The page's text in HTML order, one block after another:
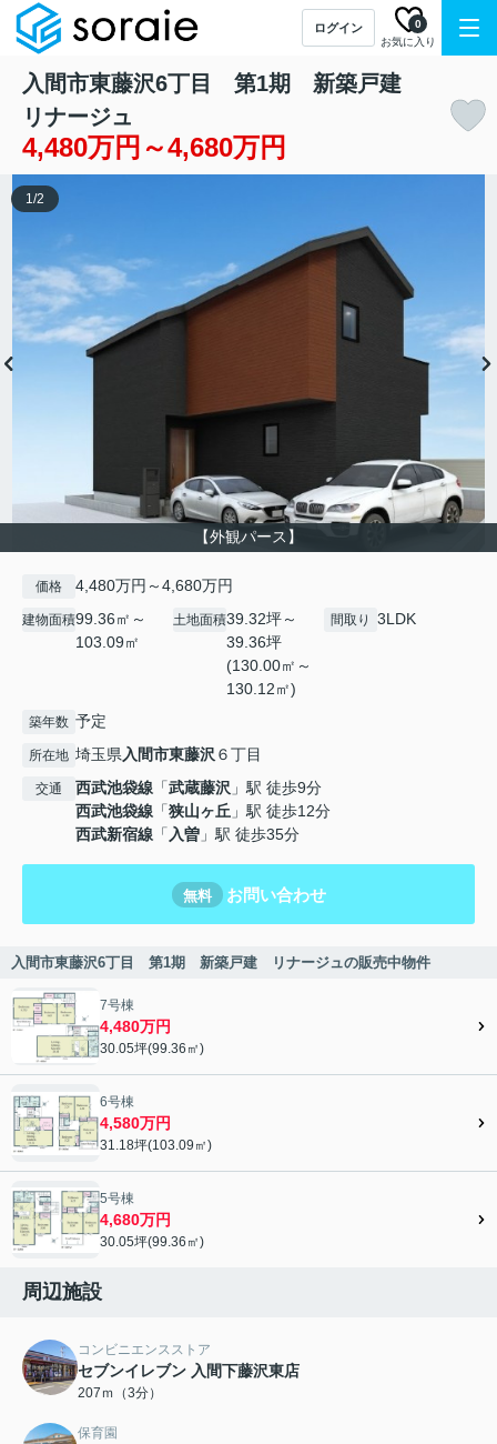
ログイン
お気に入り
0
入間市東藤沢6丁目 第1期 新築戸建
リナージュ
4,480万円～4,680万円
【外観パース】
1/2
価格 4,480万円～4,680万円
建物面積99.36㎡～
103.09㎡
土地面積39.32坪～
39.36坪
(130.00㎡～
130.12㎡)
間取り 3LDK
築年数 予定
所在地 埼玉県入間市東藤沢６丁目
交通 西武池袋線 「武蔵藤沢 」駅 徒歩9分
西武池袋線 「狭山ヶ丘 」駅 徒歩12分
西武新宿線 「入曽 」駅 徒歩35分
無料 お問い合わせ
入間市東藤沢6丁目 第1期 新築戸建 リナージュの販売中物件
7号棟
4,480万円
30.05坪(99.36㎡)
6号棟
4,580万円
31.18坪(103.09㎡)
5号棟
4,680万円
30.05坪(99.36㎡)
周辺施設
コンビニエンスストア
セブンイレブン 入間下藤沢東店
207ｍ（3分）
保育園